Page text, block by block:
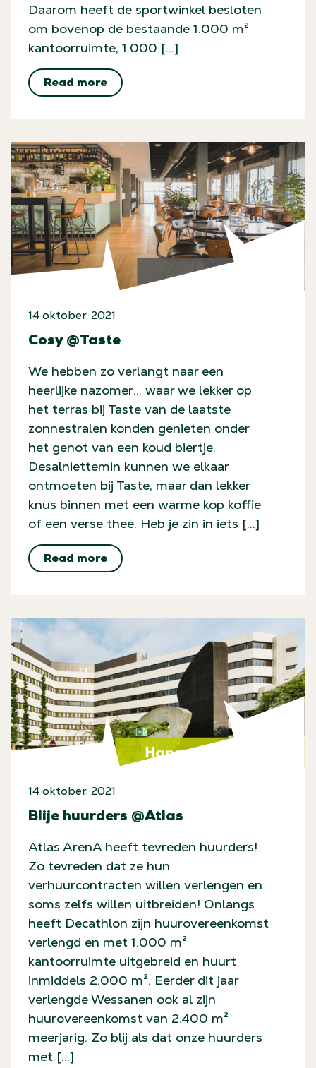
Daarom heeft de sportwinkel besloten
om bovenop de bestaande 1.000 m²
kantoorruimte, 1.000 […]
Read more
14 oktober, 2021
Cosy @Taste
We hebben zo verlangt naar een
heerlijke nazomer… waar we lekker op
het terras bij Taste van de laatste
zonnestralen konden genieten onder
het genot van een koud biertje.
Desalniettemin kunnen we elkaar
ontmoeten bij Taste, maar dan lekker
knus binnen met een warme kop koffie
of een verse thee. Heb je zin in iets […]
Read more
14 oktober, 2021
Blije huurders @Atlas
Atlas ArenA heeft tevreden huurders!
Zo tevreden dat ze hun
verhuurcontracten willen verlengen en
soms zelfs willen uitbreiden! Onlangs
heeft Decathlon zijn huurovereenkomst
verlengd en met 1.000 m²
kantoorruimte uitgebreid en huurt
inmiddels 2.000 m². Eerder dit jaar
verlengde Wessanen ook al zijn
huurovereenkomst van 2.400 m²
meerjarig. Zo blij als dat onze huurders
met […]